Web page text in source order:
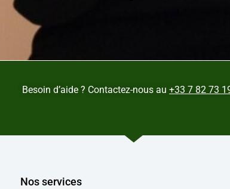
Besoin d’aide ? Contactez-nous au +33 7 82 73
Nos services